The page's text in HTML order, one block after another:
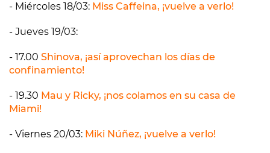
- Miércoles 18/03: Miss Caffeina, ¡vuelve a verlo!
- Jueves 19/03:
- 17.00 Shinova, ¡así aprovechan los días de
confinamiento!
- 19.30 Mau y Ricky, ¡nos colamos en su casa de
Miami!
- Viernes 20/03: Miki Núñez, ¡vuelve a verlo!